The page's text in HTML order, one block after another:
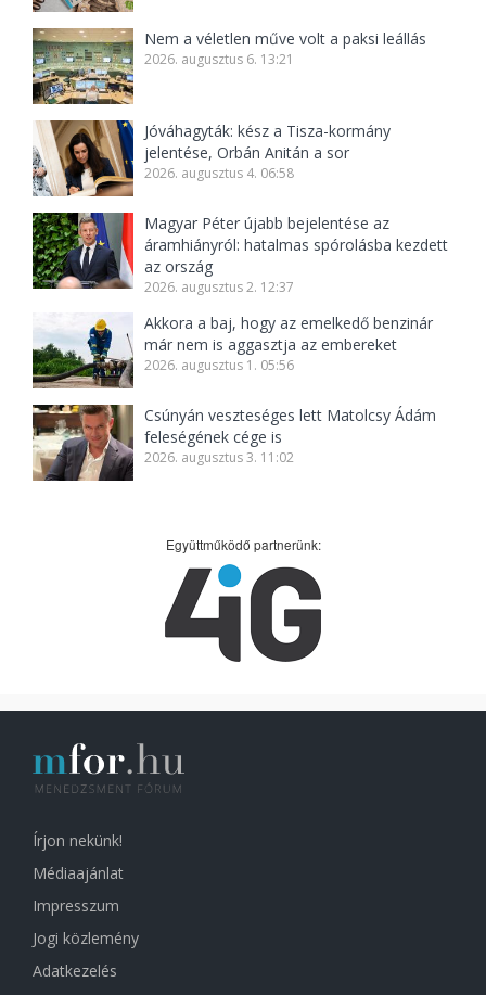
Nem a véletlen műve volt a paksi leállás
2026. augusztus 6. 13:21
Jóváhagyták: kész a Tisza-kormány
jelentése, Orbán Anitán a sor
2026. augusztus 4. 06:58
Magyar Péter újabb bejelentése az
áramhiányról: hatalmas spórolásba kezdett
az ország
2026. augusztus 2. 12:37
Akkora a baj, hogy az emelkedő benzinár
már nem is aggasztja az embereket
2026. augusztus 1. 05:56
Csúnyán veszteséges lett Matolcsy Ádám
feleségének cége is
2026. augusztus 3. 11:02
Együttműködő partnerünk:
Írjon nekünk!
Médiaajánlat
Impresszum
Jogi közlemény
Adatkezelés